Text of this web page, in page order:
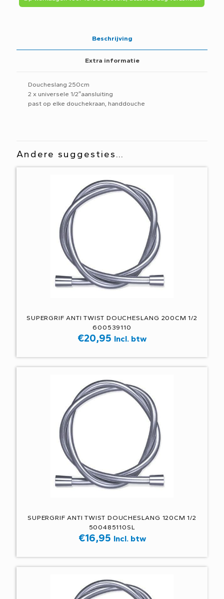
aantal
Beschrijving
Extra informatie
Doucheslang 250cm
2 x universele 1/2″aansluiting
past op elke douchekraan, handdouche
Andere suggesties…
SUPERGRIF ANTI TWIST DOUCHESLANG 200CM 1/2
600539110
€20,95 Incl. btw
SUPERGRIF ANTI TWIST DOUCHESLANG 120CM 1/2
500485110SL
€16,95 Incl. btw